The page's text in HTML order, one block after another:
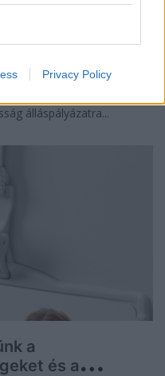
Privacy Policy
tetejére az
cikkek, előadások,
álláspályázatra...
a
és a